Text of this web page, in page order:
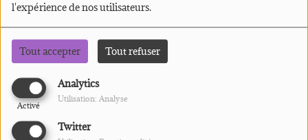
l'expérience de nos utilisateurs.
Tout accepter Tout refuser
Analytics
Activé
Utilisation: Analyse
Twitter
L'équipe EJR Radio au travail !